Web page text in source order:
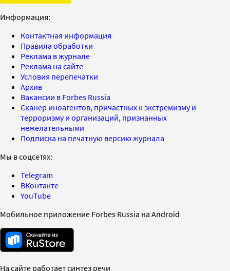
Информация:
Контактная информация
Правила обработки
Реклама в журнале
Реклама на сайте
Условия перепечатки
Архив
Вакансии в Forbes Russia
Сканер иноагентов, причастных к экстремизму и
терроризму и организаций, признанных
нежелательными
Подписка на печатную версию журнала
Мы в соцсетях:
Telegram
ВКонтакте
YouTube
Мобильное приложение Forbes Russia на Android
На сайте работает синтез речи